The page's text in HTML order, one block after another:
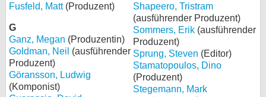
Fusfeld, Matt(Produzent)
G
Ganz, Megan (Produzentin)
Goldman, Neil (ausführender
Produzent)
Göransson, Ludwig
(Komponist)
Shapeero, Tristram
(ausführender Produzent)
Sommers, Erik (ausführender
Produzent)
Sprung, Steven (Editor)
Stamatopoulos, Dino
(Produzent)
Stegemann, Mark